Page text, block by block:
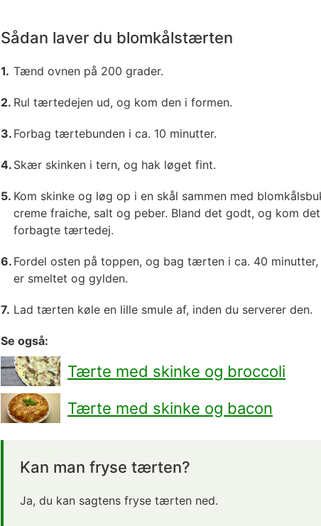
Sådan laver du blomkålstærten
Tænd ovnen på 200 grader.
Rul tærtedejen ud, og kom den i formen.
Forbag tærtebunden i ca. 10 minutter.
Skær skinken i tern, og hak løget fint.
Kom skinke og løg op i en skål sammen med
creme fraiche, salt og peber. Bland det godt, og kom
forbagte tærtedej.
Fordel osten på toppen, og bag tærten i ca. 40
er smeltet og gylden.
Lad tærten køle en lille smule af, inden du serverer den.
Se også:
Tærte med skinke og broccoli
Tærte med skinke og bacon
Kan man fryse tærten?
Ja, du kan sagtens fryse tærten ned.